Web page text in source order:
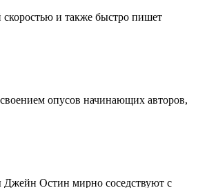
и также быстро пишет
опусов начинающих авторов,
Джейн Остин мирно соседствуют с